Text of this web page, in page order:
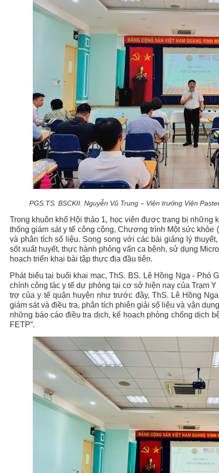
PGS.TS. BSCKII. Nguyễn Vũ Trung – Viện trưởng Viện
Trong khuôn khổ Hội thảo 1, học viên được trang bị những
thống giám sát y tế công cộng, Chương trình Một sức
và phân tích số liệu. Song song với các bài giảng lý
sốt xuất huyết, thực hành phỏng vấn ca bệnh, sử dụng
hoạch triển khai bài tập thực địa đầu tiên.
Phát biểu tại buổi khai mạc, ThS. BS. Lê Hồng Nga - Phó
chính công tác y tế dự phòng tại cơ sở hiện nay của Trạm
trợ của y tế quận huyện như trước đây, ThS. Lê Hồng
giám sát và điều tra, phân tích phiên giải số liệu và vận
những báo cáo điều tra dịch, kế hoạch phòng chống dịch
FETP”.